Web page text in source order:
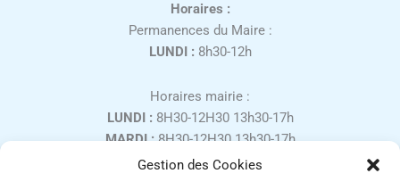
Gestion des Cookies
Horaires :
Permanences du Maire :
LUNDI : 8h30-12h
Horaires mairie :
LUNDI : 8H30-12H30 13h30-17h
MARDI :8H30-12H30 13h30-17h
MERCREDI :8H30-12H30